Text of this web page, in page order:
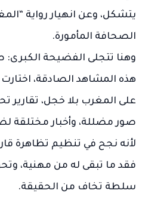
يتشكل، وعن انهيار رواية
الصحافة المأمورة.
وهنا تتجلى الفضيحة الكبرى:
هذه المشاهد الصادقة،
على المغرب بلا خجل، تقارير
صور مضللة، وأخبار
لأنه نجح في تنظيم تظاهرة
فقد ما تبقى له من مهنية،
سلطة تخاف من الحقيقة.